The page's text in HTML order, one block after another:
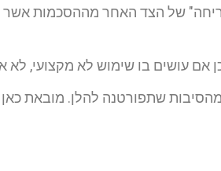
של הצד האחר מההסכמות
אם עושים בו שימוש לא מקצועי, לא